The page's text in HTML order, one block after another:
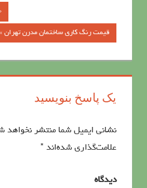
راهبری
قیمت رنگ کاری ساختمان مدرن تهران
یک پاسخ بنویسید
نشانی ایمیل شما منتشر نخواهد
علامت‌گذاری شده‌اند *
دیدگاه